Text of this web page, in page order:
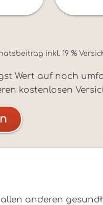
inkl. 19 %
Wert auf noch
kostenlosen
anderen